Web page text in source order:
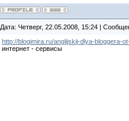
Дата: Четверг, 22.05.2008, 15:24 |
http://blogimira.ru/anglijskij-dlya-bloggera-
интернет - сервисы